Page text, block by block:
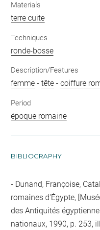
Materials
terre cuite
Techniques
ronde-bosse
Description/Features
femme -tête -coiffure
Period
époque romaine
BIBLIOGRAPHY
Dunand, Françoise,
romaines d'Égypte,
des Antiquités
nationaux, 1990, p. 253,